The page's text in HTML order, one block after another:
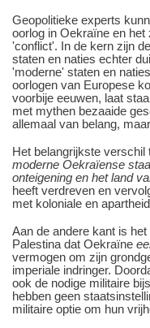
Geopolitieke experts
oorlog in Oekraïne en
'conflict'. In de kern zijn
staten en naties echter
'moderne' staten en
oorlogen van Europese
voorbije eeuwen, laat
met mythen bezaaide
allemaal van belang,
Het belangrijkste
moderne Oekraïense
onteigening en het land
heeft verdreven en
met koloniale en
Aan de andere kant is
Palestina dat Oekraïne
vermogen om zijn
imperiale indringer.
ook de nodige militaire
hebben geen
militaire optie om hun